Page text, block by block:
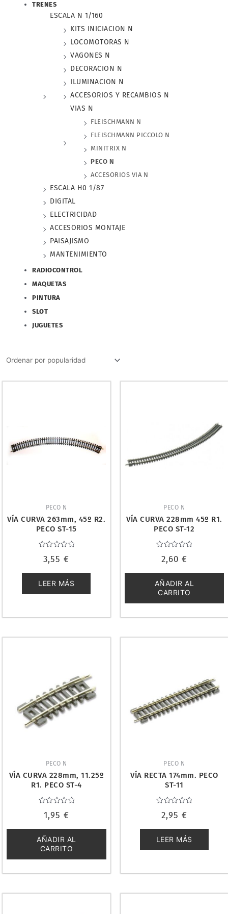
TRENES
ESCALA N 1/160
KITS INICIACION N
LOCOMOTORAS N
VAGONES N
DECORACION N
ILUMINACION N
ACCESORIOS Y RECAMBIOS N
VIAS N
FLEISCHMANN N
FLEISCHMANN PICCOLO N
MINITRIX N
PECO N
ACCESORIOS VIA N
ESCALA H0 1/87
DIGITAL
ELECTRICIDAD
ACCESORIOS MONTAJE
PAISAJISMO
MANTENIMIENTO
RADIOCONTROL
MAQUETAS
PINTURA
SLOT
JUGUETES
PECO N
VÍA CURVA 263mm, 45º R2.
PECO ST-15
con
de
5
3,55€
LEER MÁS
PECO N
VÍA CURVA 228mm 45º R1.
PECO ST-12
con
de
5
2,60 €
AÑADIR AL
CARRITO
PECO N
VÍA CURVA 228mm, 11.25º
R1. PECO ST-4
con
de
5
1,95 €
AÑADIR AL
CARRITO
PECO N
VÍA RECTA 174mm. PECO
ST-11
con
de
5
2,95 €
LEER MÁS